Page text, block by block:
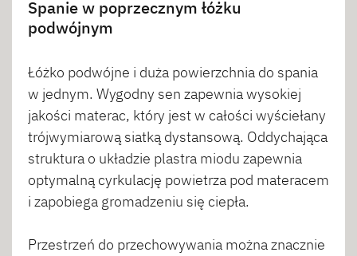
Spanie w poprzecznym łóżku
podwójnym
Łóżko podwójne i duża powierzchnia do spania
w jednym. Wygodny sen zapewnia wysokiej
jakości materac, który jest w całości wyściełany
trójwymiarową siatką dystansową. Oddychająca
struktura o układzie plastra miodu zapewnia
optymalną cyrkulację powietrza pod materacem
i zapobiega gromadzeniu się ciepła.
Przestrzeń do przechowywania można znacznie